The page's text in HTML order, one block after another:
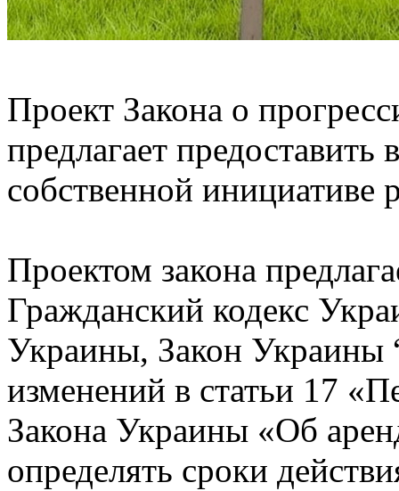
Проект Закона о
предлагает
собственной инициативе
Проектом закона
Гражданский кодекс
Украины, Закон Украины
изменений в статьи 17
Закона Украины «Об
определять сроки